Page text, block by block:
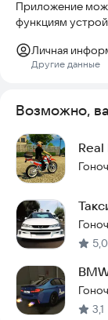
Приложение
функциям
Личная
Другие данные
Возможно,
5,0
3,1